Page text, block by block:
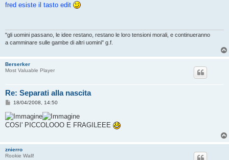
s
i
o
fred esiste il tasto edit
"gli uomini passano, le idee restano, restano le loro tensioni morali, e continueranno
a camminare sulle gambe di altri uomini" g.f.
Berserker
Most Valuable Player
Re: Separati alla nascita
M
s
s
a
i
o
18/04/2008, 14:50
COSI' PICCOLOOO E FRAGILEEE
znierro
Rookie Wall!